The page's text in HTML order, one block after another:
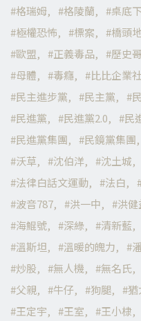
格瑞姆
格陵蘭 桌底
極權恐怖
標案 橋頭
歐盟
正義毒品 歷史哥
母體
毒癮 比比企業社
民主進步黨
民主黨
民進黨
民進黨2.0 民
民進黨集團
民鏡黨集團
沃草
沈伯洋 沈土城
法律白話文運動
法白
波音787
洪一中 洪健
海鯤號
深綠 清新藍
溫斯坦
溫暖的魄力
炒股
無人機 無名氏
父親
牛仔 狗腿 猶
王定宇
王室 王小棣